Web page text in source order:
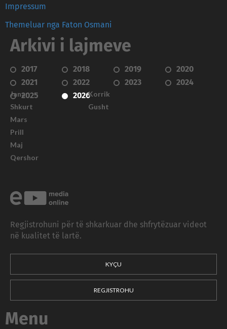
Impressum
Themeluar nga Faton Osmani
Arkivi i lajmeve
2017 2018 2019
2020
2021
2022 2023
2024
2025
2026
Janar
Shkurt
Mars
Prill
Maj
Qershor
Korrik
Gusht
Regjistrohuni për të shkarkuar dhe shfrytëzuar videot
në kualitet të lartë.
KYÇU
REGJISTROHU
Menu